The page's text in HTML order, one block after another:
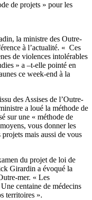
de projets » pour les
la ministre des Outre-
à l’actualité. « Ces
de violences intolérables
» a –t-elle pointé en
ce week-end à la
des Assises de l’Outre-
a loué la méthode de
sur une « méthode de
vous donner les
mais aussi de vous
du projet de loi de
Girardin a évoqué la
mer. « Les
centaine de médecins
territoires ».